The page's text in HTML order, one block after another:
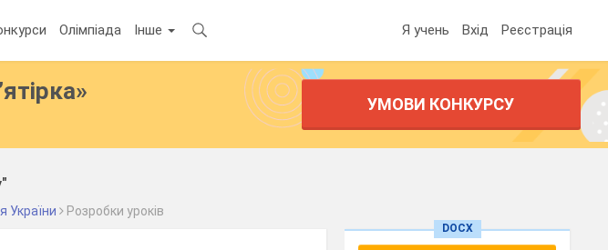
Олімпіада Інше Я учень Вхід Реєстрація
УМОВИ КОНКУРСУ
України Розробки уроків
DOCX